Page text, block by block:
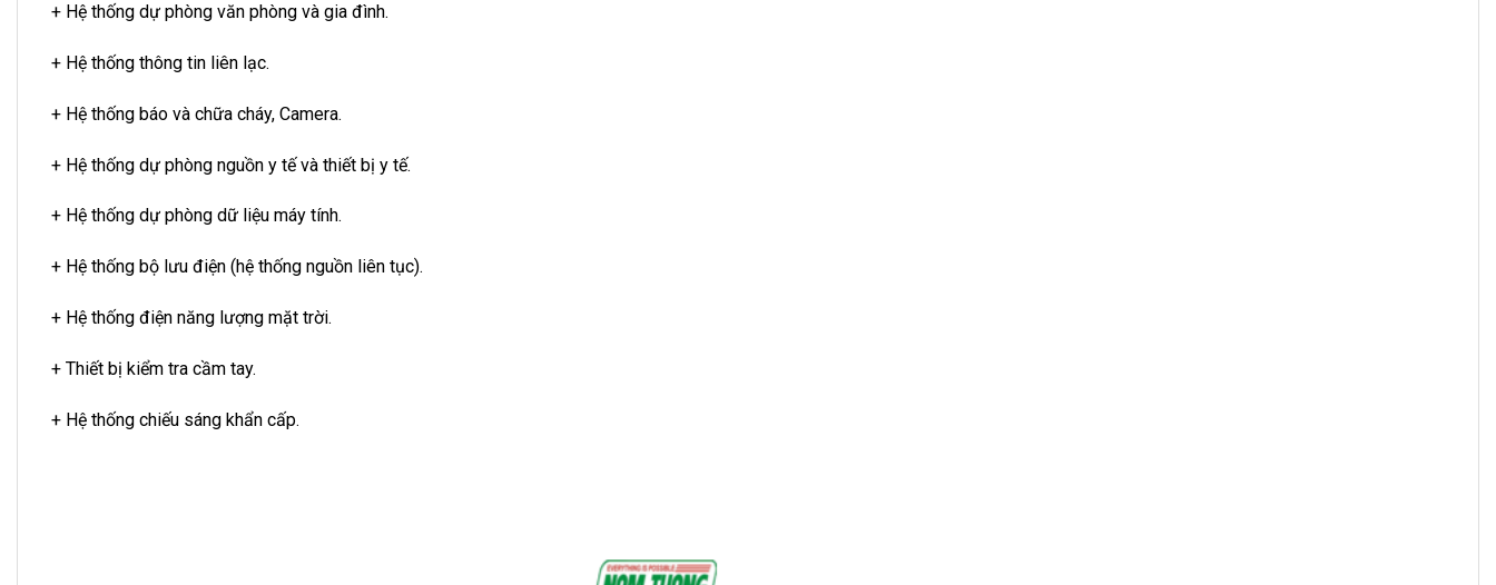
+ Hệ thống dự phòng văn phòng và gia đình.
+ Hệ thống thông tin liên lạc.
+ Hệ thống báo và chữa cháy, Camera.
+ Hệ thống dự phòng nguồn y tế và thiết bị y tế.
+ Hệ thống dự phòng dữ liệu máy tính.
+ Hệ thống bộ lưu điện (hệ thống nguồn liên tục).
+ Hệ thống điện năng lượng mặt trời.
+ Thiết bị kiểm tra cầm tay.
+ Hệ thống chiếu sáng khẩn cấp.